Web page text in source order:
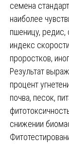
семена
наиболее
пшеницу, редис,
индекс
проростков,
Результат
процент
почва, песок,
снижении